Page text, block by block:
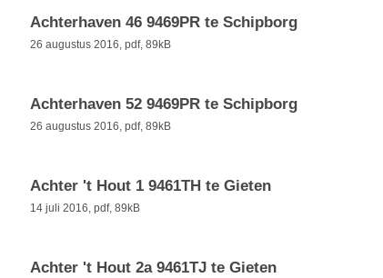
Achterhaven 46 9469PR te Schipborg
26 augustus 2016, pdf, 89kB
Achterhaven 52 9469PR te Schipborg
26 augustus 2016, pdf, 89kB
Achter 't Hout 1 9461TH te Gieten
14 juli 2016, pdf, 89kB
Achter 't Hout 2a 9461TJ te Gieten